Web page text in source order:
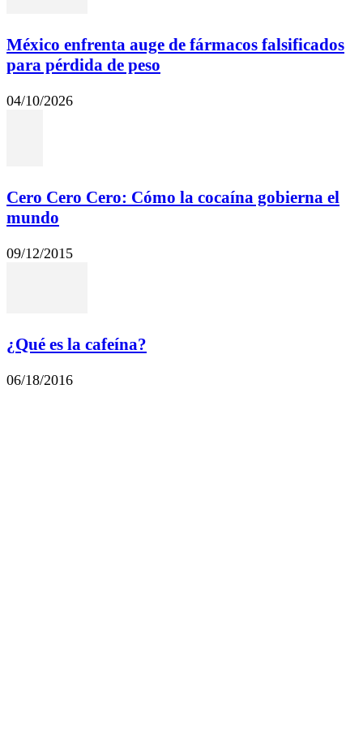
México enfrenta auge de fármacos falsificados
para pérdida de peso
04/10/2026
Cero Cero Cero: Cómo la cocaína gobierna el
mundo
09/12/2015
¿Qué es la cafeína?
06/18/2016